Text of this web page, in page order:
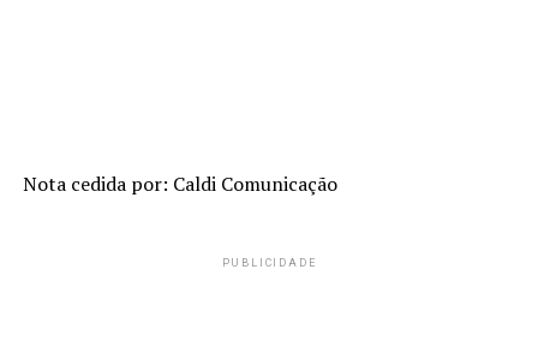
Nota cedida por: Caldi Comunicação
PUBLICIDADE